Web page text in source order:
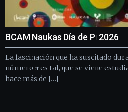
ciudad
de
monólogos,
exposiciones,
conferencias,
docufórums
y
espectáculos
BCAM Naukas Día de Pi 2026
La fascinación que ha suscitado
número π es tal, que se viene
hace más de […]